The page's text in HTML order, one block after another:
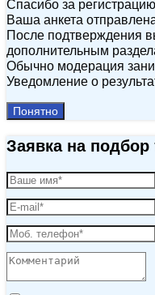
Спасибо за
Ваша анкета
После подтверждения
дополнительным
Обычно модерация
Уведомление о
Понятно
Заявка на подбор